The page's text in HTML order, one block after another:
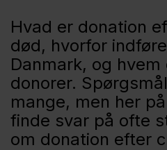
Hvad er donation
død, hvorfor
Danmark, og
donorer.
mange, men her
finde svar på ofte
om donation efter